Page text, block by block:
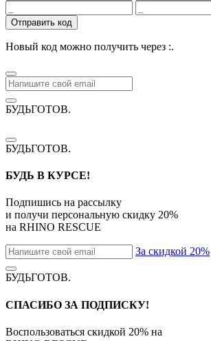
Отправить код
Новый код можно получить через :.
БУДЬГОТОВ.
БУДЬГОТОВ.
БУДЬ В КУРСЕ!
Подпишись на рассылку
и получи персональную скидку 20%
на RHINO RESCUE
За скидкой 20%
БУДЬГОТОВ.
СПАСИБО ЗА ПОДПИСКУ!
Воспользоваться скидкой 20% на